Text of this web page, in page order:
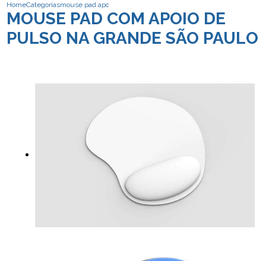
HomeCategoriasmouse pad apoio pulso grande sao paulo
MOUSE PAD COM APOIO DE
PULSO NA GRANDE SÃO PAULO